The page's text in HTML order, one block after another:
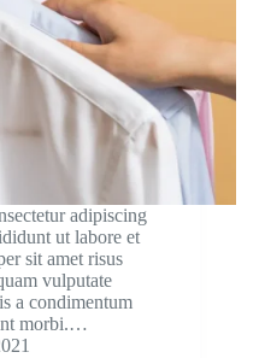
adipiscing
ut labore et
sit amet risus
vulputate
a condimentum
morbi.…